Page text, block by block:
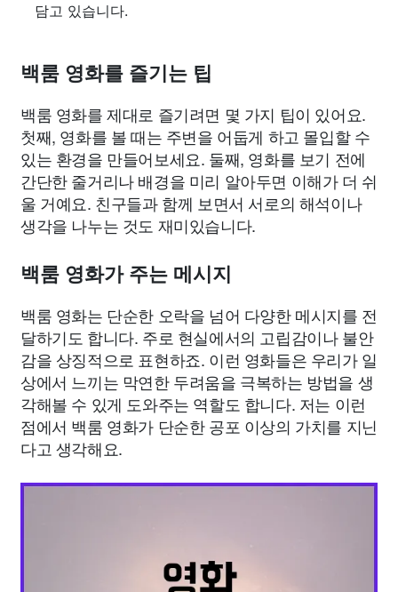
담고 있습니다.
백룸 영화를 즐기는 팁
백룸 영화를 제대로 즐기려면 몇 가지 팁이 있어요.
첫째, 영화를 볼 때는 주변을 어둡게 하고 몰입할 수
있는 환경을 만들어보세요. 둘째, 영화를 보기 전에
간단한 줄거리나 배경을 미리 알아두면 이해가 더 쉬
울 거예요. 친구들과 함께 보면서 서로의 해석이나
생각을 나누는 것도 재미있습니다.
백룸 영화가 주는 메시지
백룸 영화는 단순한 오락을 넘어 다양한 메시지를 전
달하기도 합니다. 주로 현실에서의 고립감이나 불안
감을 상징적으로 표현하죠. 이런 영화들은 우리가 일
상에서 느끼는 막연한 두려움을 극복하는 방법을 생
각해볼 수 있게 도와주는 역할도 합니다. 저는 이런
점에서 백룸 영화가 단순한 공포 이상의 가치를 지닌
다고 생각해요.